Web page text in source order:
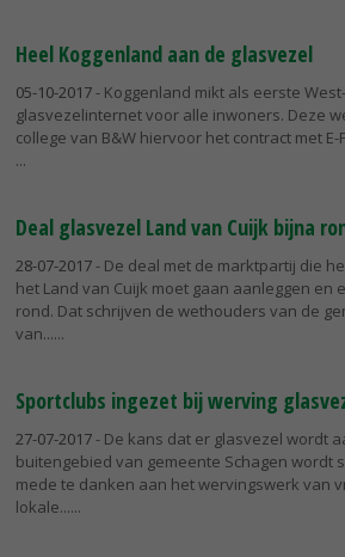
Heel Koggenland aan de glasvezel
05-10-2017- Koggenland mikt als eerste
glasvezelinternet voor alle inwoners. Deze
college van B&W hiervoor het contract met
Deal glasvezel Land van Cuijk bijna
28-07-2017- De deal met de marktpartij die
het Land van Cuijk moet gaan aanleggen en
rond. Dat schrijven de wethouders van de
van...
Sportclubs ingezet bij werving
27-07-2017- De kans dat er glasvezel wordt
buitengebied van gemeente Schagen wordt
mede te danken aan het wervingswerk van
lokale...